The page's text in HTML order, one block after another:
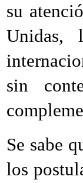
su
Unidas,
sin
Se sabe
los